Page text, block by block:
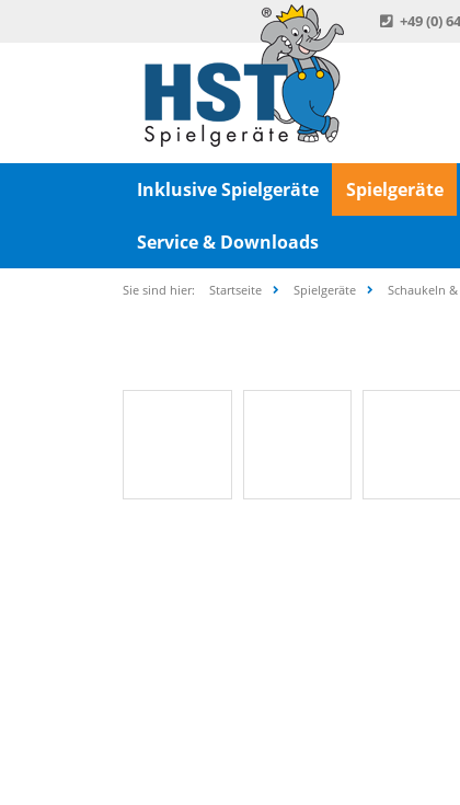
+49 (0)
Inklusive Spielgeräte Spielgeräte
Service & Downloads
Sie sind hier: Startseite Spielgeräte Schaukeln